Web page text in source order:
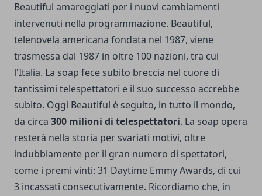
Beautiful amareggiati per i nuovi cambiamenti
intervenuti nella programmazione. Beautiful,
telenovela americana fondata nel 1987, viene
trasmessa dal 1987 in oltre 100 nazioni, tra cui
l'Italia. La soap fece subito breccia nel cuore di
tantissimi telespettatori e il suo successo accrebbe
subito. Oggi Beautiful è seguito, in tutto il mondo,
da circa 300 milioni di telespettatori. La soap opera
resterà nella storia per svariati motivi, oltre
indubbiamente per il gran numero di spettatori,
come i premi vinti: 31 Daytime Emmy Awards, di cui
3 incassati consecutivamente. Ricordiamo che, in